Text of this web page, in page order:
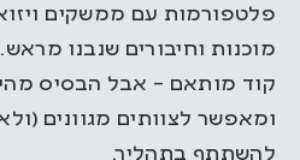
פלטפורמות עם ממשקים
מוכנות וחיבורים שנבנו
קוד מותאם – אבל הבסיס
ומאפשר לצוותים מגוונים
להשתתף בתהליך.